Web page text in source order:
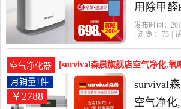
用除甲醛
用除烟
活电器
空气净
州发货。
发布时间：
| 浏览： 73|
空气净化器
[survival森晨旗舰店空气净化,氧
净化器除雾霾月销量1件仅售
￥2788
月销量1件
survival
空气净化